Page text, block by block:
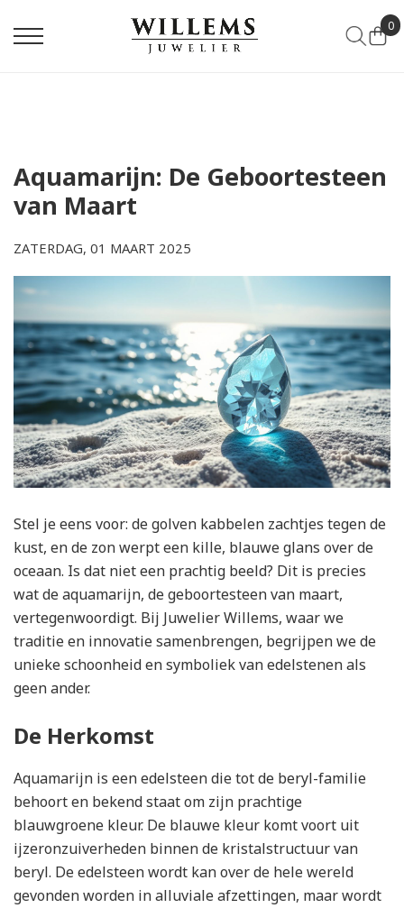
0
Aquamarijn: De Geboortesteen
van Maart
ZATERDAG, 01 MAART 2025
Stel je eens voor: de golven kabbelen zachtjes tegen de
kust, en de zon werpt een kille, blauwe glans over de
oceaan. Is dat niet een prachtig beeld? Dit is precies
wat de aquamarijn, de geboortesteen van maart,
vertegenwoordigt. Bij Juwelier Willems, waar we
traditie en innovatie samenbrengen, begrijpen we de
unieke schoonheid en symboliek van edelstenen als
geen ander.
De Herkomst
Aquamarijn is een edelsteen die tot de beryl-familie
behoort en bekend staat om zijn prachtige
blauwgroene kleur. De blauwe kleur komt voort uit
ijzeronzuiverheden binnen de kristalstructuur van
beryl. De edelsteen wordt kan over de hele wereld
gevonden worden in alluviale afzettingen, maar wordt